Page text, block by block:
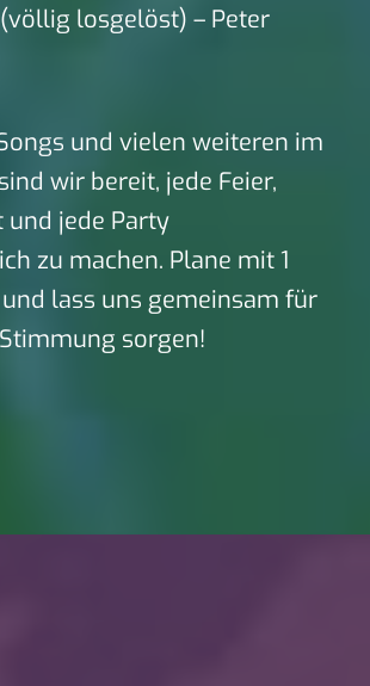
losgelöst) – Peter
und vielen weiteren im
wir bereit, jede Feier,
und jede Party
zu machen. Plane mit 1
lass uns gemeinsam für
sorgen!